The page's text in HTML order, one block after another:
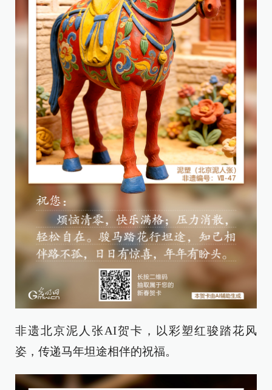
非遗北京泥人张AI贺卡，以彩塑红骏踏花风
姿，传递马年坦途相伴的祝福。